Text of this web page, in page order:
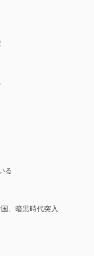
る
、暗黒時代突入